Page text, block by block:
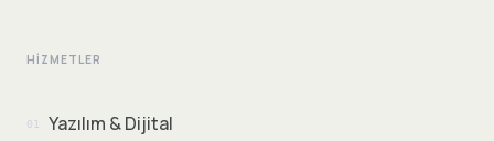
HIZMETLER
01 Yazılım & Dijital